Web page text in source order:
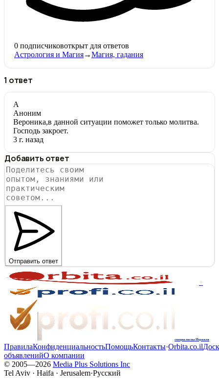
0 подписчиковоткрыт для ответов
Астрология и Магия→Магия, гадания
1 ответ
А
Аноним
Вероника,в данной ситуации поможет только молитва.
Господь закроет.
3 г. назад
Добавить ответ
Отправить ответ
+
специалисты Израиля
ПравилаКонфиденциальностьПомощьКонтакты·Orbita.co.il
объявленийО компании
© 2005—2026 Media Plus Solutions Inc
Tel Aviv · Haifa · Jerusalem·Русский